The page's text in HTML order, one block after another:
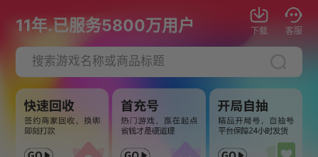
11年.已服务5800万用户 下载 客服